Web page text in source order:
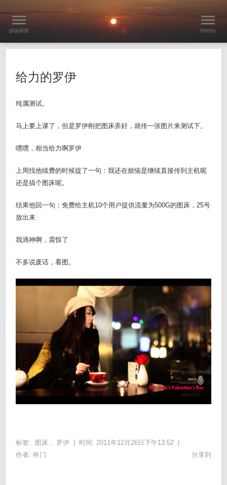
playlist menu
给力的罗伊
纯属测试。
马上要上课了，但是罗伊刚把图床弄好，就传一张图片来测试下。
嘿嘿，相当给力啊罗伊
上周找他续费的时候提了一句：我还在烦恼是继续直接传到主机呢
还是搞个图床呢。
结果他回一句：免费给主机10个用户提供流量为500G的图床，25号
放出来
我滴神啊，震惊了
不多说废话，看图。
标签: 图床 罗伊 | 时间: 2011年12月26日下午13:52 |
作者: 咚门 分享到